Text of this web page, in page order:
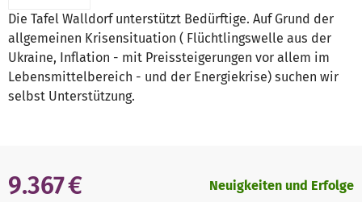
Die Tafel Walldorf unterstützt Bedürftige. Auf Grund der
allgemeinen Krisensituation ( Flüchtlingswelle aus der
Ukraine, Inflation - mit Preissteigerungen vor allem im
Lebensmittelbereich - und der Energiekrise) suchen wir
selbst Unterstützung.
9.367 € Neuigkeiten und Erfolge